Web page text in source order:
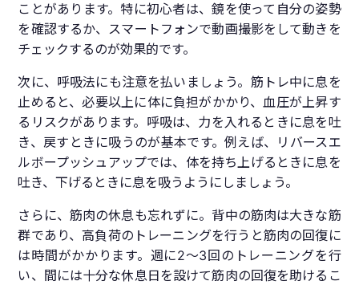
ことがあります。特に初心者は、鏡を使って自分の姿勢
を確認するか、スマートフォンで動画撮影をして動きを
チェックするのが効果的です。
次に、呼吸法にも注意を払いましょう。筋トレ中に息を
止めると、必要以上に体に負担がかかり、血圧が上昇す
るリスクがあります。呼吸は、力を入れるときに息を吐
き、戻すときに吸うのが基本です。例えば、リバースエ
ルボープッシュアップでは、体を持ち上げるときに息を
吐き、下げるときに息を吸うようにしましょう。
さらに、筋肉の休息も忘れずに。背中の筋肉は大きな筋
群であり、高負荷のトレーニングを行うと筋肉の回復に
は時間がかかります。週に2〜3回のトレーニングを行
い、間には十分な休息日を設けて筋肉の回復を助けるこ